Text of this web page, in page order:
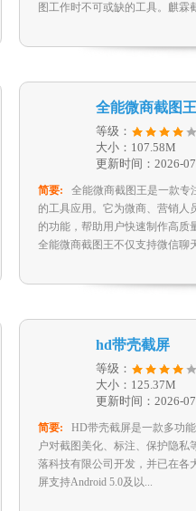
图工作时不可或缺的工具。麒霖
全能微商截图王
等级：
大小：107.58M
更新时间：2026-
简要:
全能微商截图王是一款专
的工具应用。它为微商、营销人
的功能，帮助用户快速制作高质
全能微商截图王不仅支持微信聊
hd带壳截屏
等级：
大小：125.37M
更新时间：2026-
简要:
HD带壳截屏是一款多功
户对截图美化、标注、保护隐私
落科技有限公司开发，并已在各
屏支持Android 5.0及以...